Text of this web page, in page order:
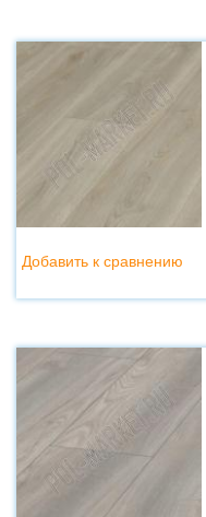
Добавить к сравнению